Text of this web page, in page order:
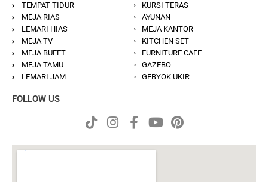
TEMPAT TIDUR
MEJA RIAS
LEMARI HIAS
MEJA TV
MEJA BUFET
MEJA TAMU
LEMARI JAM
KURSI TERAS
AYUNAN
MEJA KANTOR
KITCHEN SET
FURNITURE CAFE
GAZEBO
GEBYOK UKIR
FOLLOW US